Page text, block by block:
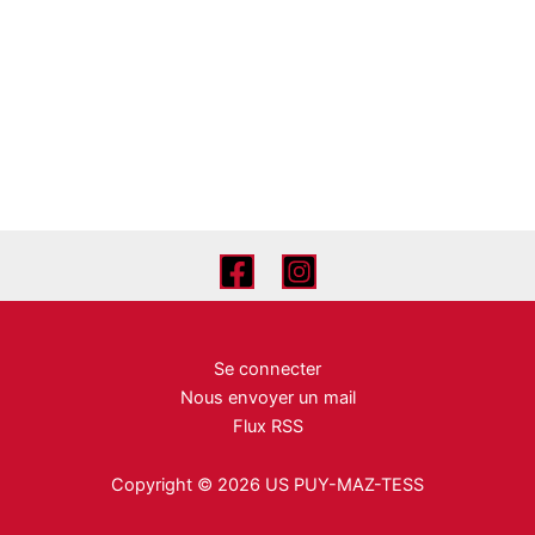
Se connecter
Nous envoyer un mail
Flux RSS
Copyright © 2026 US PUY-MAZ-TESS